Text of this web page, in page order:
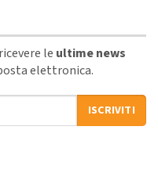
le ultime news
elettronica.
ISCRIVITI